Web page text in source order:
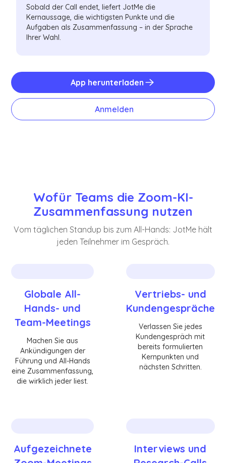
Sobald der Call endet, liefert JotMe die
Kernaussage, die wichtigsten Punkte und die
Aufgaben als Zusammenfassung – in der Sprache
Ihrer Wahl.
App herunterladen
Anmelden
Wofür Teams die Zoom-KI-
Zusammenfassung nutzen
Vom täglichen Standup bis zum All-Hands: JotMe hält
jeden Teilnehmer im Gespräch.
Globale All-
Hands- und
Team-Meetings
Machen Sie aus
Ankündigungen der
Führung und All-Hands
eine Zusammenfassung,
die wirklich jeder liest.
Vertriebs- und
Kundengespräche
Verlassen Sie jedes
Kundengespräch mit
bereits formulierten
Kernpunkten und
nächsten Schritten.
Aufgezeichnete
Interviews und